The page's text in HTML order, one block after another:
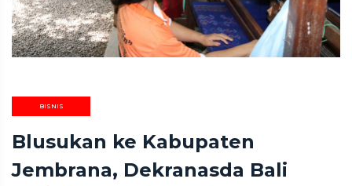
BISNIS
Blusukan ke Kabupaten
Jembrana, Dekranasda Bali